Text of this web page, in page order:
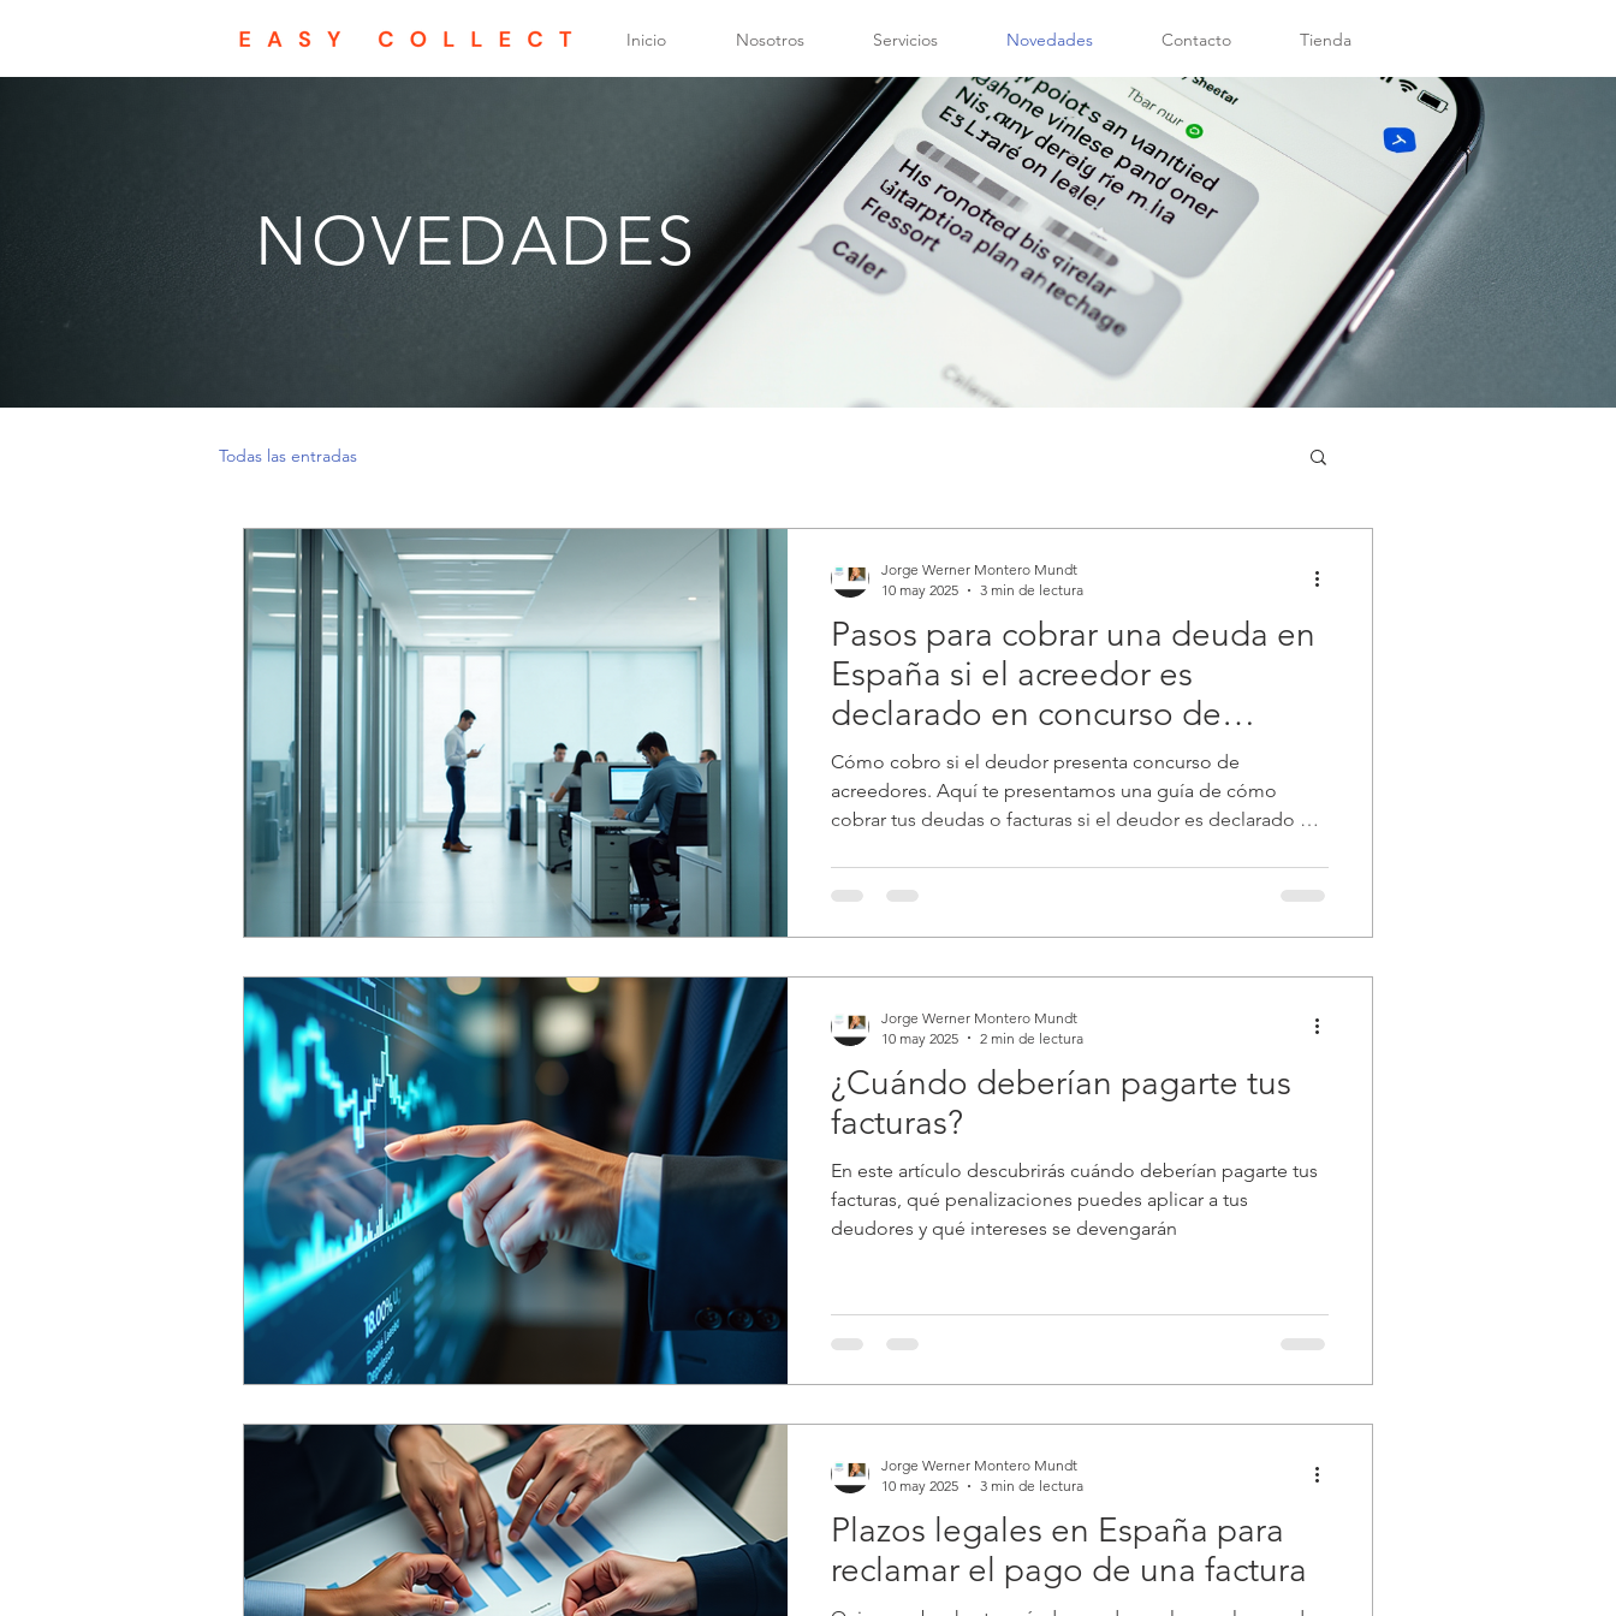
Inicio Nosotros Servicios Novedades Contacto Tienda
NOVEDADES
Todas las entradas
Pasos para cobrar una deuda en
España si el acreedor es
declarado en concurso de
acreedores
Cómo cobro si el deudor presenta concurso de
acreedores. Aquí te presentamos una guía de cómo
cobrar tus deudas o facturas si el deudor es declarado en
Jorge Werner Montero Mundt
10 may 2025
3 min de lectura
¿Cuándo deberían pagarte tus
facturas?
En este artículo descubrirás cuándo deberían pagarte tus
facturas, qué penalizaciones puedes aplicar a tus
deudores y qué intereses se devengarán
Jorge Werner Montero Mundt
10 may 2025
2 min de lectura
Plazos legales en España para
reclamar el pago de una factura
Jorge Werner Montero Mundt
10 may 2025
3 min de lectura